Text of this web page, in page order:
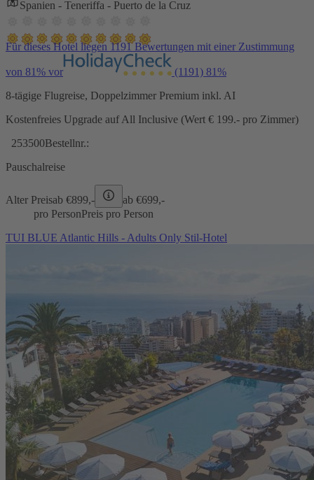
Spanien - Teneriffa - Puerto de la Cruz
Für dieses Hotel liegen 1191 Bewertungen mit einer Zustimmung
von 81% vor (1191) 81%
8-tägige Flugreise, Doppelzimmer Premium inkl. AI
Kostenfreies Upgrade auf All Inclusive (Wert € 199.- pro Zimmer)
253500Bestellnr.:
Pauschalreise
Alter Preisab €899,- ab €699,-
pro PersonPreis pro Person
TUI BLUE Atlantic Hills - Adults Only Stil-Hotel